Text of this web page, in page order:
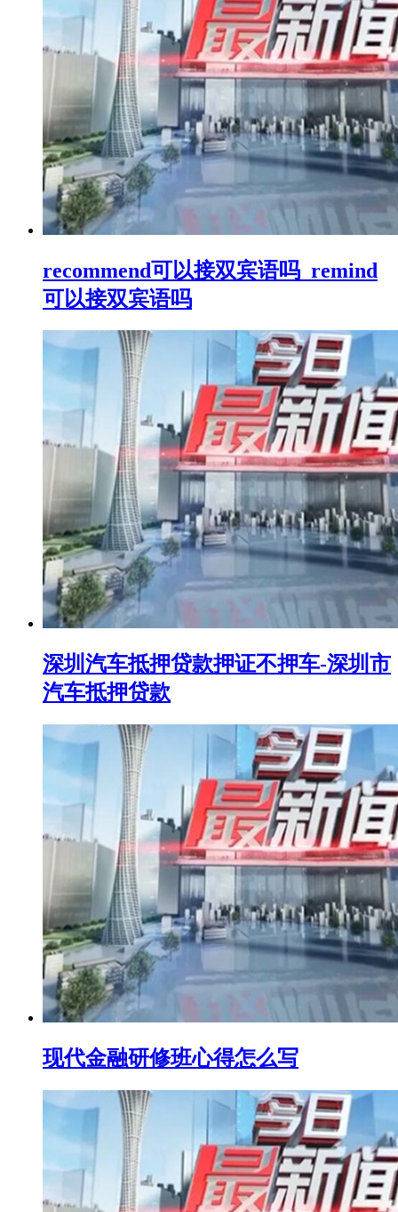
recommend可以接双宾语吗_remind
可以接双宾语吗
深圳汽车抵押贷款押证不押车-深圳市
汽车抵押贷款
现代金融研修班心得怎么写